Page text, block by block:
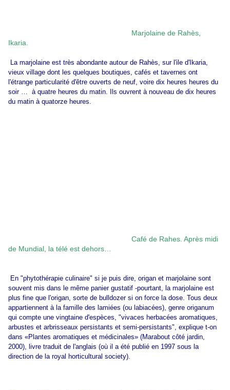
Marjolaine de Rahès,
Ikaria.
La marjolaine est très abondante autour de Rahès, sur l'ile d'Ikaria,
vieux village dont les quelques boutiques, cafés et tavernes ont
l'étrange particularité d'être ouverts de neuf, voire dix heures heures du
soir … à quatre heures du matin. Ils ouvrent à nouveau de dix heures
du matin à quatorze heures.
Café de Rahes. Après midi
de Mundial, la télé est dehors…
En "phytothérapie culinaire" si je puis dire, origan et marjolaine sont
souvent mis dans le même panier gustatif -pourtant, la marjolaine est
plus fine que l'origan, sorte de bulldozer si on force la dose. Tous deux
appartiennent à la famille des lamiées (ou labiacées), genre origanum
qui compte une vingtaine d'espèces, "vivaces herbacées aromatiques,
arbustes et arbrisseaux persistants et semi-persistants", explique t-on
dans «Plantes aromatiques et médicinales» (Marabout côté jardin,
2000), livre traduit de l'anglais (où il a été publié en 1997 sous la
direction de la royal horticultural society).